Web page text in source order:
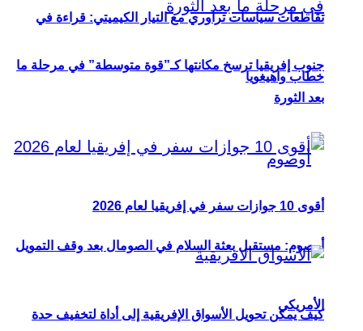
تقاطعات سياسات تراوري مع التيار الكيميتي: قراءة في
خطاب واهيغويا
أوصوم: مستقبل بعثة السلام في الصومال بعد وقف التمويل
الأمريكي
جنوب إفريقيا ترسخ مكانتها كـ”قوة متوسطة” في مرحلة ما
بعد الثورة
أقوى 10 جوازات سفر في إفريقيا لعام 2026
كيف يمكن تحويل الأسواق الإفريقية إلى أداة لتخفيف حدة